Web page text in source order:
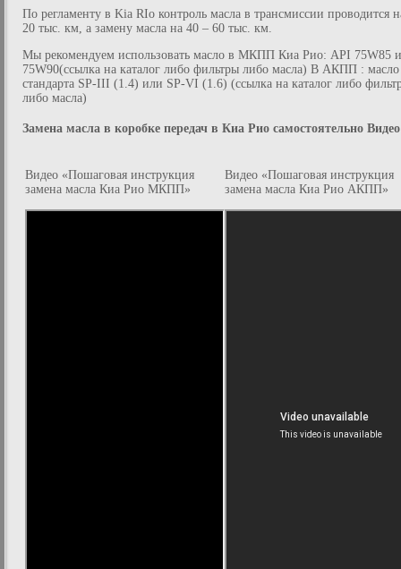
По регламенту в Kia RIo контроль масла в трансмиссии проводится
20 тыс. км, а замену масла на 40 – 60 тыс. км.
Мы рекомендуем использовать масло в МКПП Киа Рио: API 75W85
75W90(ссылка на каталог либо фильтры либо масла) В АКПП : масло
стандарта SP-III (1.4) или SP-VI (1.6) (ссылка на каталог либо
либо масла)
Замена масла в коробке передач в Киа Рио самостоятельно Видео
Видео «Пошаговая инструкция
замена масла Киа Рио МКПП»
Видео «Пошаговая инструкция
замена масла Киа Рио АКПП»